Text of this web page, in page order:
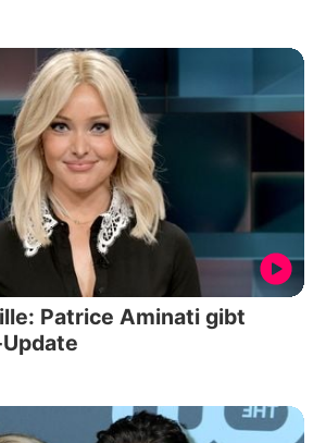
Patrice Aminati gibt